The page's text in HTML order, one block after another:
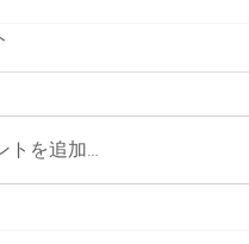
移転しました。
トを追加…